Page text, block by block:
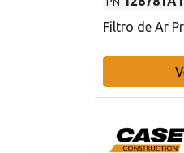
Filtro de Ar